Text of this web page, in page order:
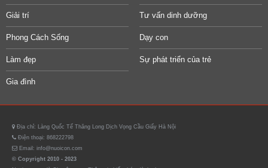
Giải trí
Phong Cách Sống
Làm đẹp
Gia đình
Tư vấn dinh dưỡng
Dạy con
Sự phát triển của trẻ
Địa chỉ: Làng Quốc Tế Thăng Long Dịch Vọng Cầu Giấy Hà Nội
Điện thoại: 868222798
Email: info@nuoicon.com
© Copyright 2010 - 2023